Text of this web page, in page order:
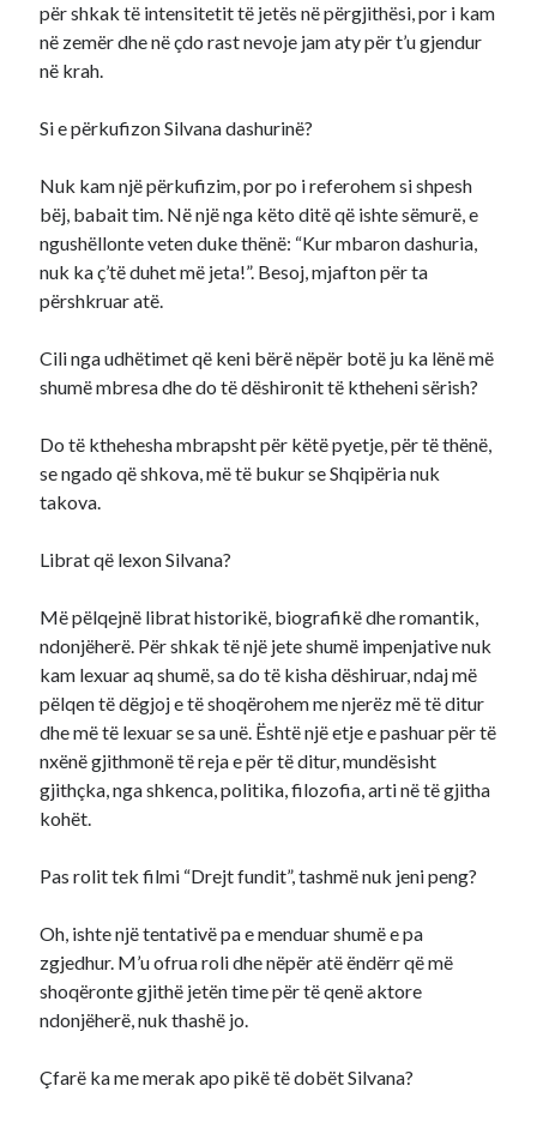
për shkak të intensitetit të jetës në përgjithësi, por i kam
në zemër dhe në çdo rast nevoje jam aty për t’u gjendur
në krah.
Si e përkufizon Silvana dashurinë?
Nuk kam një përkufizim, por po i referohem si shpesh
bëj, babait tim. Në një nga këto ditë që ishte sëmurë, e
ngushëllonte veten duke thënë: “Kur mbaron dashuria,
nuk ka ç’të duhet më jeta!”. Besoj, mjafton për ta
përshkruar atë.
Cili nga udhëtimet që keni bërë nëpër botë ju ka lënë më
shumë mbresa dhe do të dëshironit të ktheheni sërish?
Do të kthehesha mbrapsht për këtë pyetje, për të thënë,
se ngado që shkova, më të bukur se Shqipëria nuk
takova.
Librat që lexon Silvana?
Më pëlqejnë librat historikë, biografikë dhe romantik,
ndonjëherë. Për shkak të një jete shumë impenjative nuk
kam lexuar aq shumë, sa do të kisha dëshiruar, ndaj më
pëlqen të dëgjoj e të shoqërohem me njerëz më të ditur
dhe më të lexuar se sa unë. Është një etje e pashuar për të
nxënë gjithmonë të reja e për të ditur, mundësisht
gjithçka, nga shkenca, politika, filozofia, arti në të gjitha
kohët.
Pas rolit tek filmi “Drejt fundit”, tashmë nuk jeni peng?
Oh, ishte një tentativë pa e menduar shumë e pa
zgjedhur. M’u ofrua roli dhe nëpër atë ëndërr që më
shoqëronte gjithë jetën time për të qenë aktore
ndonjëherë, nuk thashë jo.
Çfarë ka me merak apo pikë të dobët Silvana?